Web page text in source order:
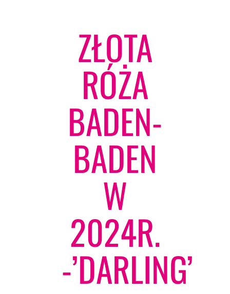
ZŁOTA
RÓŻA
BADEN-
BADEN
W
2024R.
-’DARLING’